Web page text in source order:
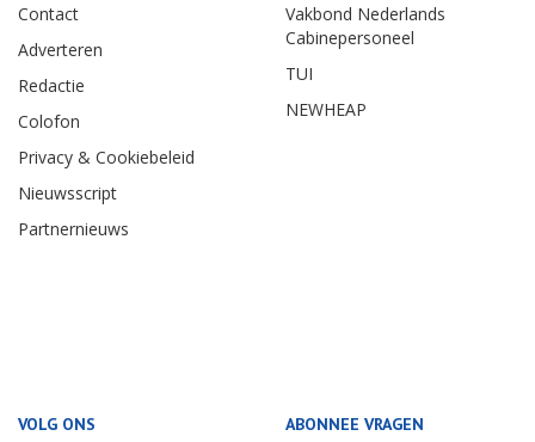
Contact
Adverteren
Redactie
Colofon
Privacy & Cookiebeleid
Nieuwsscript
Partnernieuws
Vakbond Nederlands
Cabinepersoneel
TUI
NEWHEAP
VOLG ONS ABONNEE VRAGEN